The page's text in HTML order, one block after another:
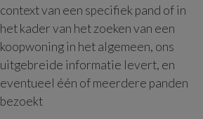
context van een specifiek pand of in
het kader van het zoeken van een
koopwoning in het algemeen, ons
uitgebreide informatie levert, en
eventueel één of meerdere panden
bezoekt